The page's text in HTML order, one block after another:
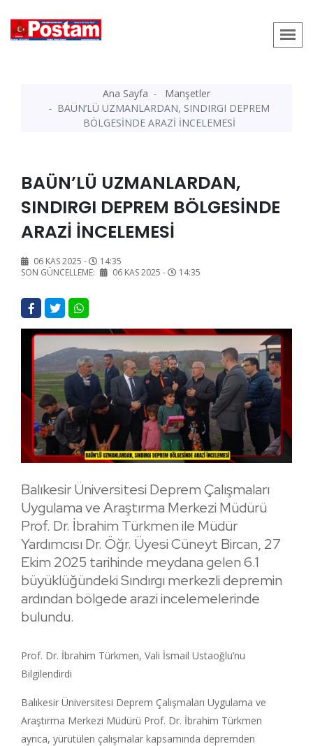
Ana Sayfa
Manşetler
BAÜN’LÜ UZMANLARDAN, SINDIRGI DEPREM
BÖLGESİNDE ARAZİ İNCELEMESİ
BAÜN’LÜ UZMANLARDAN,
SINDIRGI DEPREM BÖLGESİNDE
ARAZİ İNCELEMESİ
06 KAS 2025 -
14:35
SON GÜNCELLEME:
06 KAS 2025 - 14:35
Balıkesir Üniversitesi Deprem Çalışmaları
Uygulama ve Araştırma Merkezi Müdürü
Prof. Dr. İbrahim Türkmen ile Müdür
Yardımcısı Dr. Öğr. Üyesi Cüneyt Bircan, 27
Ekim 2025 tarihinde meydana gelen 6.1
büyüklüğündeki Sındırgı merkezli depremin
ardından bölgede arazi incelemelerinde
bulundu.
Prof. Dr. İbrahim Türkmen, Vali İsmail Ustaoğlu’nu
Bilgilendirdi
Balıkesir Üniversitesi Deprem Çalışmaları Uygulama ve
Araştırma Merkezi Müdürü Prof. Dr. İbrahim Türkmen
ayrıca, yürütülen çalışmalar kapsamında depremden